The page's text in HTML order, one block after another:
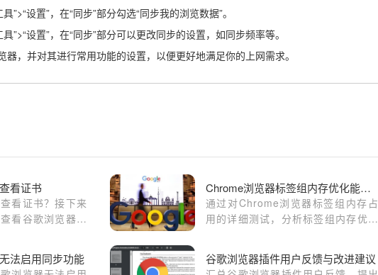
设置”，在“同步”部分勾选“同步我的浏览数据”。
”>“设置”，在“同步”部分可以更改同步的设置，如同步频率等。
，并对其进行常用功能的设置，以便更好地满足你的上网需求。
看证书
看证书？接下来
看谷歌浏览器证
Chrome浏览器标签组内存优化能力测试报告
通过对Chrome浏览器标签组内存占
用的详细测试，分析标签组内存优化
能，优化多任务处理体验。
法启用同步功能 谷歌浏览器插件用户反馈与改进建议